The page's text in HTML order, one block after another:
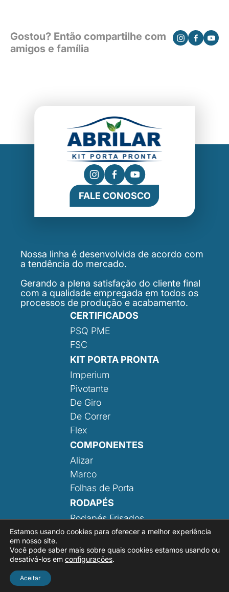
Gostou? Então compartilhe com
amigos e família
FALE CONOSCO
Nossa linha é desenvolvida de acordo com
a tendência do mercado.
Gerando a plena satisfação do cliente final
com a qualidade empregada em todos os
processos de produção e acabamento.
CERTIFICADOS
PSQ PME
FSC
KIT PORTA PRONTA
Imperium
Pivotante
De Giro
De Correr
Flex
COMPONENTES
Alizar
Marco
Folhas de Porta
RODAPÉS
Rodapés Frisados
Rodapé Liso
Estamos usando cookies para oferecer a melhor experiência
em nosso site.
Você pode saber mais sobre quais cookies estamos usando ou
desativá-los em configurações.
Aceitar